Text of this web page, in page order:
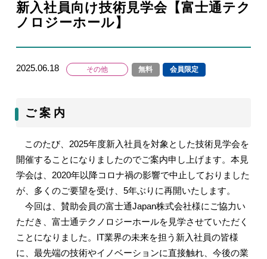
新入社員向け技術見学会【富士通テク
ノロジーホール】
2025.06.18 その他 無料 会員限定
ご 案 内
このたび、 2025年度新入社員を対象とした技術見学会を
開催することになりましたのでご案内申し上げます。本見
学会は、 2020年以降コロナ禍の影響で中止しておりました
が、多くのご要望を受け、 5年ぶりに再開いたします。
今回は、賛助会員の富士通Japan株式会社様にご協力い
ただき、富士通テクノロジーホールを見学させていただく
ことになりました。 IT業界の未来を担う新入社員の皆様
に、最先端の技術やイノベーションに直接触れ、今後の業